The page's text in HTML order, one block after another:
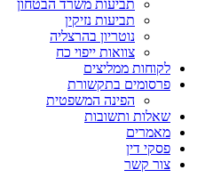
תביעות משרד הבטחון
תביעות נזיקין
נוטריון בהרצליה
צוואות ייפוי כח
לקוחות ממליצים
פרסומים בתקשורת
הפינה המשפטית
שאלות ותשובות
מאמרים
פסקי דין
צור קשר